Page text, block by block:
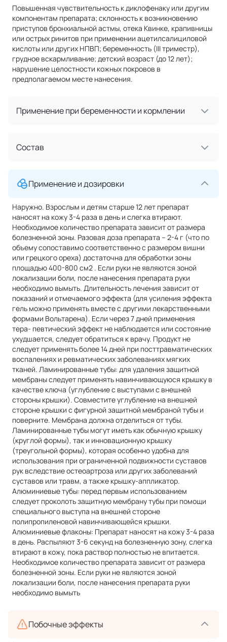
Повышенная чувствительность к диклофенаку или другим
компонентам препарата; склонность к возникновению
приступов бронхиальной астмы, отека Квинке, крапивницы
или острых ринитов при применении ацетилсалициловой
кислоты или других НПВП; беременность (III триместр),
грудное вскармливание; детский возраст (до 12 лет);
нарушение целостности кожных покровов в
предполагаемом месте нанесения.
Применение при беременности и кормлении
Состав
Применение и дозировки
Наружно. Взрослым и детям старше 12 лет препарат
наносят на кожу 3-4 раза в день и слегка втирают.
Необходимое количество препарата зависит от размера
болезненной зоны. Разовая доза препарата – 2-4 г (что по
объему сопоставимо соответственно с размером вишни
или грецкого ореха) достаточна для обработки зоны
площадью 400-800 см2 . Если руки не являются зоной
локализации боли, после нанесения препарата руки
необходимо вымыть. Длительность лечения зависит от
показаний и отмечаемого эффекта (для усиления эффекта
гель можно применять вместе с другими лекарственными
формами Вольтарена). Если через 7 дней применения
тера- певтический эффект не наблюдается или состояние
ухудшается, следует обратиться к врачу. Продукт не
следует применять более 14 дней при посттравматических
воспалениях и ревматических заболеваниях мягких
тканей. Ламинированные тубы: для удаления защитной
мембраны следует применять навинчивающуюся крышку в
качестве ключа (углубление с выступами с внешней
стороны крышки). Совместите углубление на внешней
стороне крышки с фигурной защитной мембраной тубы и
поверните. Мембрана должна отделиться от тубы.
Ламинированные тубы могут иметь как обычную крышку
(круглой формы), так и инновационную крышку
(треугольной формы), которая особенно удобна для
использования при ограниченной подвижности суставов
рук вследствие остеоартроза или других заболеваний
суставов или травм, а также крышку-аппликатор.
Алюминиевые тубы: перед первым использованием
следует проколоть защитную мембрану тубы при помощи
специального выступа на внешней стороне
полипропиленовой навинчивающейся крышки.
Алюминиевые флаконы: Препарат наносят на кожу 3-4 раза
в день. Распыляют 3-6 секунд на болезненную зону, слегка
втирают в кожу, пока раствор полностью не впитается.
Необходимое количество препарата зависит от размера
болезненной зоны. Если руки не являются зоной
локализации боли, после нанесения препарата руки
необходимо вымыть
Побочные эффекты